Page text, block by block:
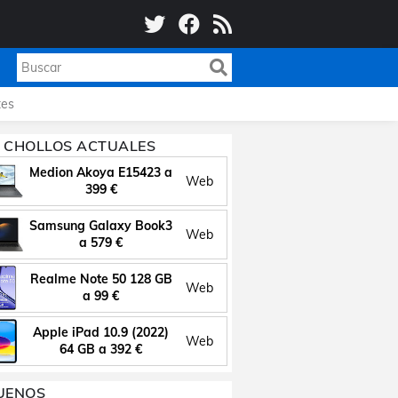
CHOLLOS ACTUALES
Medion Akoya E15423 a
399 €
Web
Samsung Galaxy Book3
a 579 €
Web
Realme Note 50 128 GB
a 99 €
Web
Apple iPad 10.9 (2022)
64 GB a 392 €
Web